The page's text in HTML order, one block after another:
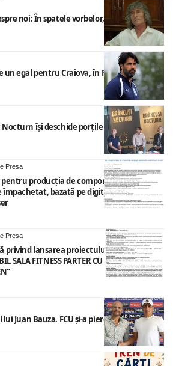
noi: În spatele vorbelor, „nemicuri”
un egal pentru Craiova, în Finlanda
își deschide porțile la Târgu Jiu
Presa
producția de componente ale
bazată pe digitalizare,
Presa
privind lansarea proiectului cu titlul
SALA FITNESS PARTER CU SUPANTA SI
Juan Bauza. FCU și-a pierdut vedeta